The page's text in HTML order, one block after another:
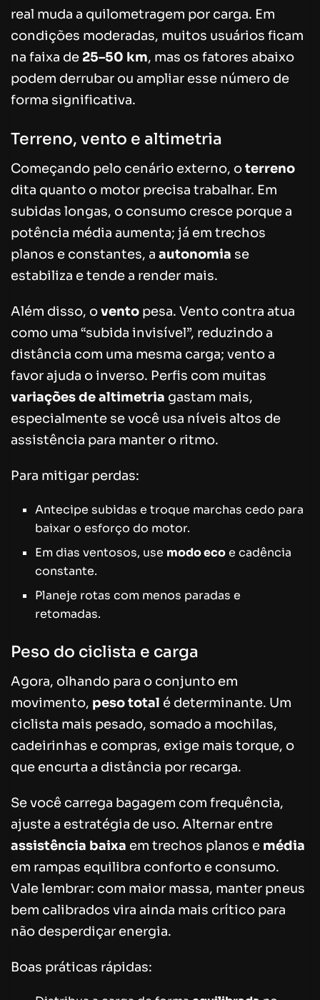
real muda a quilometragem por carga. Em
condições moderadas, muitos usuários ficam
na faixa de 25–50 km, mas os fatores abaixo
podem derrubar ou ampliar esse número de
forma significativa.
Terreno, vento e altimetria
Começando pelo cenário externo, oterreno
dita quanto o motor precisa trabalhar. Em
subidas longas, o consumo cresce porque a
potência média aumenta; já em trechos
planos e constantes, a autonomia se
estabiliza e tende a render mais.
Além disso, ovento pesa. Vento contra atua
como uma “subida invisível”, reduzindo a
distância com uma mesma carga; vento a
favor ajuda o inverso. Perfis com muitas
variações de altimetria gastam mais,
especialmente se você usa níveis altos de
assistência para manter o ritmo.
Para mitigar perdas:
Antecipe subidas e troque marchas cedo para
baixar o esforço do motor.
Em dias ventosos, use modo ecoe cadência
constante.
Planeje rotas com menos paradas e
retomadas.
Peso do ciclista e carga
Agora, olhando para o conjunto em
movimento, peso total é determinante. Um
ciclista mais pesado, somado a mochilas,
cadeirinhas e compras, exige mais torque, o
que encurta a distância por recarga.
Se você carrega bagagem com frequência,
ajuste a estratégia de uso. Alternar entre
assistência baixa em trechos planos e média
em rampas equilibra conforto e consumo.
Vale lembrar: com maior massa, manter pneus
bem calibrados vira ainda mais crítico para
não desperdiçar energia.
Boas práticas rápidas: